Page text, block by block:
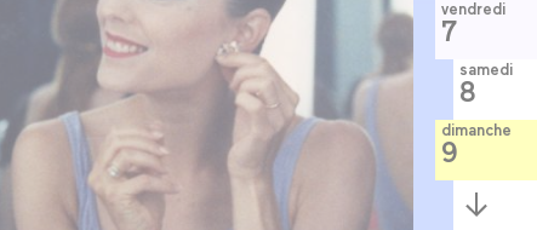
vendredi
7
samedi
8
dimanche
9
Semaine
suivante